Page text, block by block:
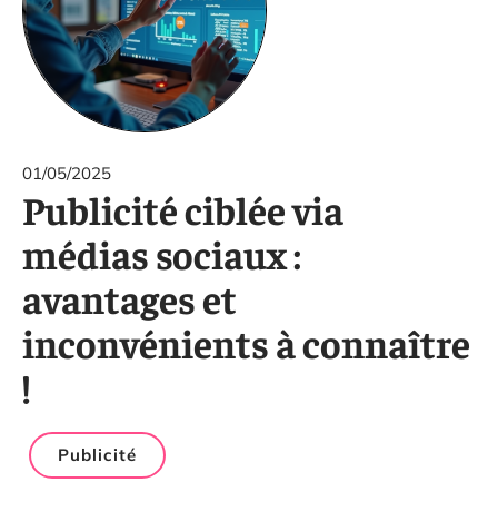
01/05/2025
Publicité ciblée via
médias sociaux :
avantages et
inconvénients à connaître
!
Publicité